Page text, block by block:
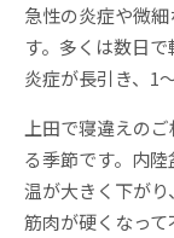
急性の炎症や微
す。多くは数日
炎症が長引き、1
上田で寝違えの
る季節です。内
温が大きく下がり
筋肉が硬くなっ